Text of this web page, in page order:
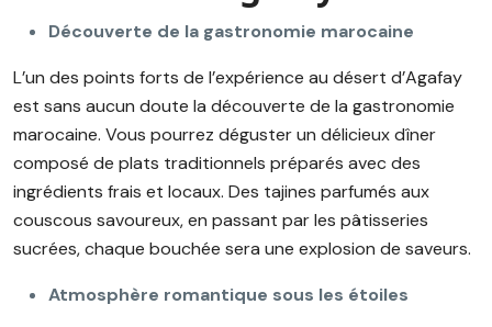
Découverte de la gastronomie marocaine
L’un des points forts de l’expérience au désert d’Agafay
est sans aucun doute la découverte de la gastronomie
marocaine. Vous pourrez déguster un délicieux dîner
composé de plats traditionnels préparés avec des
ingrédients frais et locaux. Des tajines parfumés aux
couscous savoureux, en passant par les pâtisseries
sucrées, chaque bouchée sera une explosion de saveurs.
Atmosphère romantique sous les étoiles